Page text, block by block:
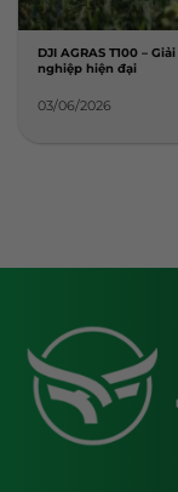
DJI AGRAS T100 –
nghiệp hiện đại
03/06/2026